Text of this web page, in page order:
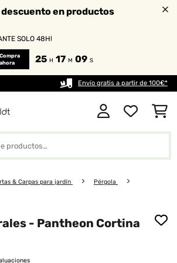
descuento en productos
SOLO 48H!
Compra
ahora
25 H 17 M 09 S
Envío gratis a partir de 100€*
& Carpas para jardín Pérgola
- Pantheon Cortina